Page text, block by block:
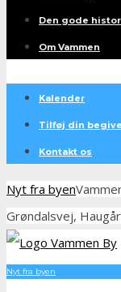
Den gode
Om Vammen
Kalender
Tilføj din
Kontakt os
Nyt fra byen
Grøndalsvej,
Nyt fra byen